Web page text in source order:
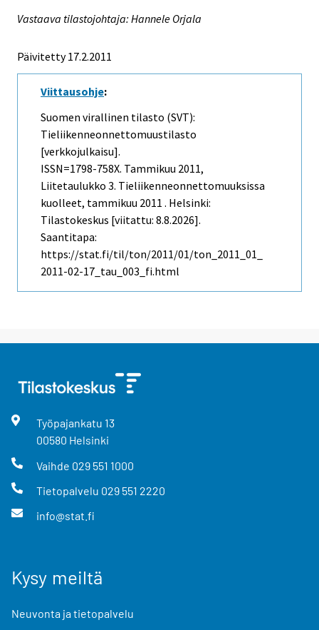
Vastaava tilastojohtaja: Hannele Orjala
Päivitetty 17.2.2011
Viittausohje:
Suomen virallinen tilasto (SVT):
Tieliikenneonnettomuustilasto
[verkkojulkaisu].
ISSN=1798-758X. Tammikuu 2011,
Liitetaulukko 3. Tieliikenneonnettomuuksissa
kuolleet, tammikuu 2011 . Helsinki:
Tilastokeskus [viitattu: 8.8.2026].
Saantitapa:
https://stat.fi/til/ton/2011/01/ton_2011_01_
2011-02-17_tau_003_fi.html
Työpajankatu 13
00580 Helsinki
Vaihde 029 551 1000
Tietopalvelu 029 551 2220
info@stat.fi
Kysy meiltä
Neuvonta ja tietopalvelu